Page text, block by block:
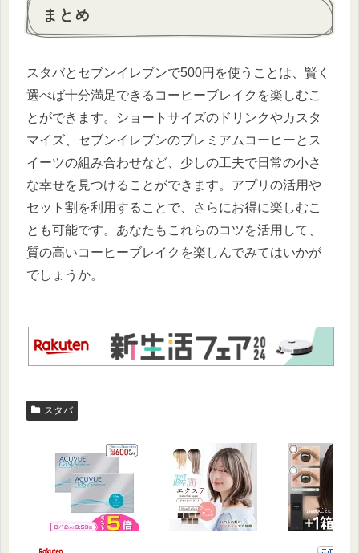
まとめ
スタバとセブンイレブンで500円を使うことは、賢く
選べば十分満足できるコーヒーブレイクを楽しむこ
とができます。ショートサイズのドリンクやカスタ
マイズ、セブンイレブンのプレミアムコーヒーとス
イーツの組み合わせなど、少しの工夫で日常の小さ
な幸せを見つけることができます。アプリの活用や
セット割を利用することで、さらにお得に楽しむこ
とも可能です。あなたもこれらのコツを活用して、
質の高いコーヒーブレイクを楽しんでみてはいかが
でしょうか。
スタバ